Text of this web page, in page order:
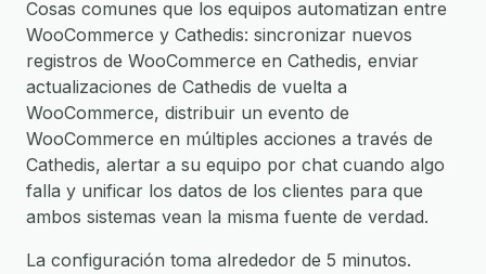
Cosas comunes que los equipos automatizan entre
WooCommerce y Cathedis: sincronizar nuevos
registros de WooCommerce en Cathedis, enviar
actualizaciones de Cathedis de vuelta a
WooCommerce, distribuir un evento de
WooCommerce en múltiples acciones a través de
Cathedis, alertar a su equipo por chat cuando algo
falla y unificar los datos de los clientes para que
ambos sistemas vean la misma fuente de verdad.
La configuración toma alrededor de 5 minutos.